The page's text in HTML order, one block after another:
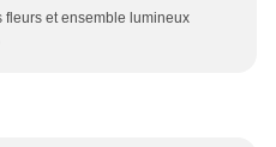
fleurs et ensemble lumineux